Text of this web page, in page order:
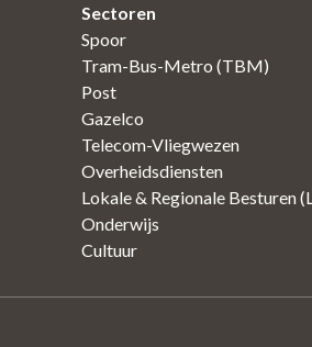
Sectoren
Spoor
Tram-Bus-Metro (TBM)
Post
Gazelco
Telecom-Vliegwezen
Overheidsdiensten
Lokale & Regionale Besturen
Onderwijs
Cultuur